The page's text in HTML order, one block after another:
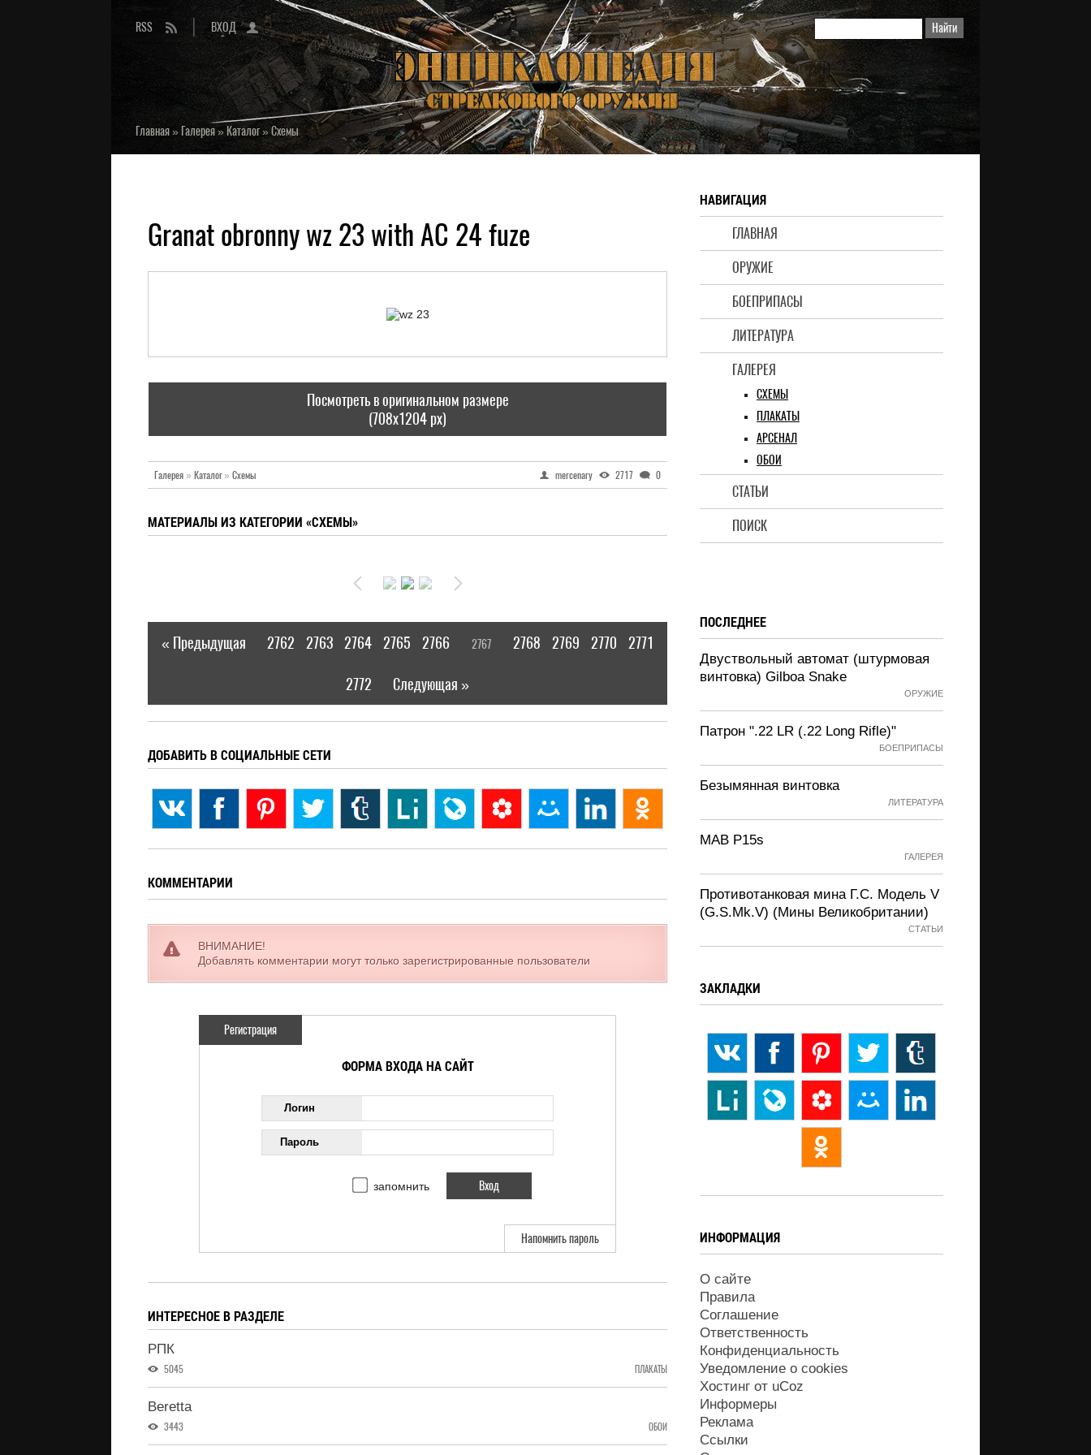
RSS ВХОД
Главная» Галерея»Каталог»Схемы
НАВИГАЦИЯ
ГЛАВНАЯ
ОРУЖИЕ
БОЕПРИПАСЫ
ЛИТЕРАТУРА
ГАЛЕРЕЯ
СХЕМЫ
ПЛАКАТЫ
АРСЕНАЛ
ОБОИ
СТАТЬИ
ПОИСК
Granat obronny wz 23 with AC 24 fuze
Посмотреть в оригинальном размере
(708x1204 px)
Галерея» Каталог» Схемы mercenary 2717 0
МАТЕРИАЛЫ ИЗ КАТЕГОРИИ «СХЕМЫ»
« Предыдущая 2762 2763 2764 2765 2766 2767 2768 2769 2770 2771
2772 Следующая »
ДОБАВИТЬ В СОЦИАЛЬНЫЕ СЕТИ
КОММЕНТАРИИ
ВНИМАНИЕ!
Добавлять комментарии могут только зарегистрированные пользователи
Регистрация
ФОРМА ВХОДА НА САЙТ
Логин
Пароль
запомнить
Напомнить пароль
ИНТЕРЕСНОЕ В РАЗДЕЛЕ
РПК
5045 ПЛАКАТЫ
Beretta
3443 ОБОИ
ПОСЛЕДНЕЕ
Двуствольный автомат (штурмовая
винтовка) Gilboa Snake
ОРУЖИЕ
Патрон ".22 LR (.22 Long Rifle)"
БОЕПРИПАСЫ
Безымянная винтовка
ЛИТЕРАТУРА
MAB P15s
ГАЛЕРЕЯ
Противотанковая мина Г.С. Модель V
(G.S.Mk.V) (Мины Великобритании)
СТАТЬИ
ЗАКЛАДКИ
ИНФОРМАЦИЯ
О сайте
Правила
Соглашение
Ответственность
Конфиденциальность
Уведомление о cookies
Хостинг от uCoz
Информеры
Реклама
Ссылки